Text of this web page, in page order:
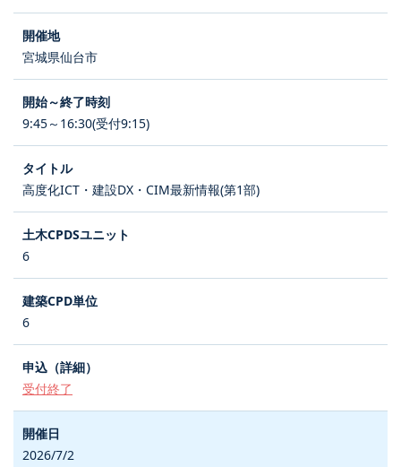
宮城県仙台市
9:45～16:30(受付9:15)
高度化ICT・建設DX・CIM最新情報(第1部)
6
6
受付終了
2026/7/2